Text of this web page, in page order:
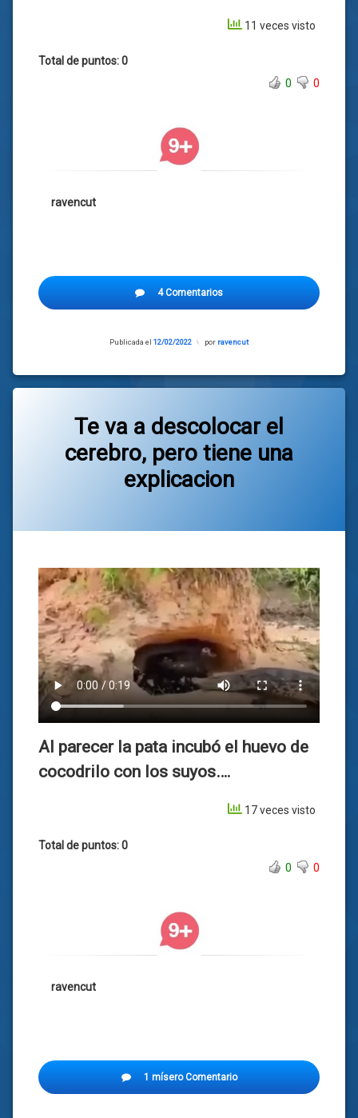
11 veces visto
Total de puntos: 0
0
0
ravencut
4 Comentarios
Publicada el 12/02/2022
Actualizado
por ravencut
Te va a descolocar el
cerebro, pero tiene una
explicacion
Al parecer la pata incubó el huevo de
cocodrilo con los suyos….
17 veces visto
Total de puntos: 0
0
0
ravencut
1 mísero Comentario